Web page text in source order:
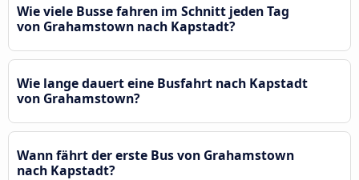
Wie viele Busse fahren im Schnitt jeden Tag
von Grahamstown nach Kapstadt?
Wie lange dauert eine Busfahrt nach Kapstadt
von Grahamstown?
Wann fährt der erste Bus von Grahamstown
nach Kapstadt?